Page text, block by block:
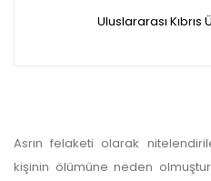
makaleler için yazarlara
APC bilgi mesajı
Uluslararası
Asrın felaketi olarak
kişinin ölümüne neden